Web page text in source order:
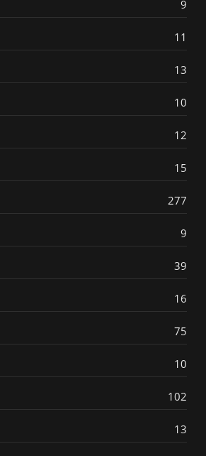
9
11
13
10
12
15
277
9
39
16
75
10
102
13